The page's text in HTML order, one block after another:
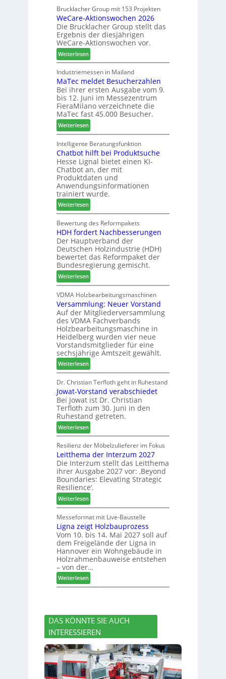
ä
f
t
s
f
ü
h
r
e
r
u
n
g
e
n
f
ü
r
P
l
a
n
t
a
g
a
m
e
l
l
o
-
F
r
ä
s
e
r
u
n
d
-
V
e
r
b
i
n
e
r
Brucklacher Group mit 153 Projekten
WeCare-Aktionswochen 2026
Die Brucklacher Group stellt das
Ergebnis der diesjährigen
WeCare-Aktionswochen vor.
Weiterlesen:
W
e
C
a
r
e
-
A
k
t
i
o
n
s
w
o
c
h
e
n
2
0
2
6
Industriemessen in Mailand
MaTec meldet Besucherzahlen
Bei ihrer ersten Ausgabe vom 9.
bis 12. Juni im Messezentrum
FieraMilano verzeichnete die
MaTec fast 45.000 Besucher.
Weiterlesen:
M
a
T
e
c
m
e
l
d
e
t
B
e
s
u
c
h
e
r
z
a
h
l
e
n
Intelligente Beratungsfunktion
Chatbot hilft bei Produktsuche
Hesse Lignal bietet einen KI-
Chatbot an, der mit
Produktdaten und
Anwendungsinformationen
trainiert wurde.
Weiterlesen:
C
h
a
t
b
o
t
h
i
l
t
b
e
i
P
r
o
u
k
t
s
u
c
e
Bewertung des Reformpakets
HDH fordert Nachbesserungen
Der Hauptverband der
Deutschen Holzindustrie (HDH)
bewertet das Reformpaket der
Bundesregierung gemischt.
Weiterlesen:
H
D
H
f
o
r
d
e
r
t
N
a
c
h
b
e
s
e
r
u
n
g
e
n
VDMA Holzbearbeitungsmaschinen
Versammlung: Neuer Vorstand
Auf der Mitgliederversammlung
des VDMA Fachverbands
Holzbearbeitungsmaschine in
Heidelberg wurden vier neue
Vorstandsmitglieder für eine
sechsjährige Amtszeit gewählt.
Weiterlesen:
V
e
r
s
a
m
m
l
u
n
g
:
N
e
u
e
r
V
o
r
t
a
n
Dr. Christian Terfloth geht in Ruhestand
Jowat-Vorstand verabschiedet
Bei Jowat ist Dr. Christian
Terfloth zum 30. Juni in den
Ruhestand getreten.
Weiterlesen:
J
o
w
a
t
-
V
o
r
s
t
a
n
d
v
e
r
a
c
i
e
d
t
Resilienz der Möbelzulieferer im Fokus
Leitthema der Interzum 2027
Die Interzum stellt das Leitthema
ihrer Ausgabe 2027 vor: ‚Beyond
Boundaries: Elevating Strategic
Resilience‘.
Weiterlesen:
L
e
i
t
t
h
e
m
a
d
I
n
t
e
r
u
Messeformat mit Live-Baustelle
Ligna zeigt Holzbauprozess
Vom 10. bis 14. Mai 2027 soll auf
dem Freigelände der Ligna in
Hannover ein Wohngebäude in
Holzrahmenbauweise entstehen
– von der…
Weiterlesen:
L
n
a
z
i
g
t
H
DAS KÖNNTE SIE AUCH
INTERESSIEREN